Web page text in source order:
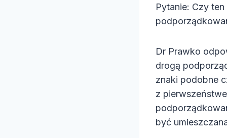
e
o
Pytanie: Czy
Dr Prawko
drogą
znaki podobne
z
być